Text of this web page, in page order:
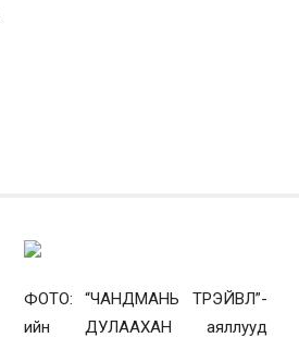
ФОТО: “ЧАНДМАНЬ ТРЭЙВЛ”-
ийн ДУЛААХАН аяллууд